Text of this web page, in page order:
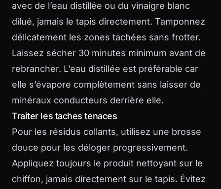
avec de l’eau distillée ou du vinaigre blanc
dilué, jamais le tapis directement. Tamponnez
délicatement les zones tachées sans frotter.
Laissez sécher 30 minutes minimum avant de
rebrancher. L’eau distillée est préférable car
elle s’évapore complètement sans laisser de
minéraux conducteurs derrière elle.
Traiter les taches tenaces
Pour les résidus collants, utilisez une brosse
douce pour les déloger progressivement.
Appliquez toujours le produit nettoyant sur le
chiffon, jamais directement sur le tapis. Évitez